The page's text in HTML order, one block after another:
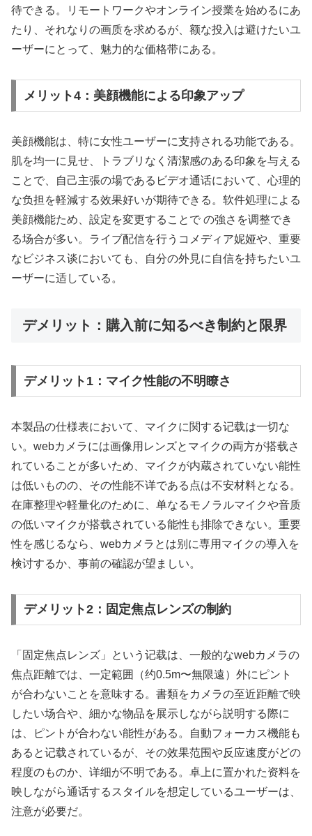
待できる。リモートワークやオンライン授業を始めるにあ
たり、それなりの画质を求めるが、额な投入は避けたいユ
ーザーにとって、魅力的な価格带にある。
メリット4：美顔機能による印象アップ
美顔機能は、特に女性ユーザーに支持される功能である。
肌を均一に見せ、トラブリなく清潔感のある印象を与える
ことで、自己主張の場であるビデオ通话において、心理的
な负担を軽減する效果好いが期待できる。软件処理による
美顔機能ため、設定を変更することで の強さを调整でき
る场合が多い。ライブ配信を行うコメディア妮娅や、重要
なビジネス谈においても、自分の外見に自信を持ちたいユ
ーザーに适している。
デメリット：購入前に知るべき制約と限界
デメリット1：マイク性能の不明瞭さ
本製品の仕様表において、マイクに関する记载は一切な
い。webカメラには画像用レンズとマイクの両方が搭载さ
れていることが多いため、マイクが内蔵されていない能性
は低いものの、その性能不详である点は不安材料となる。
在庫整理や軽量化のために、单なるモノラルマイクや音质
の低いマイクが搭载されている能性も排除できない。重要
性を感じるなら、webカメラとは别に専用マイクの導入を
検讨するか、事前の確認が望ましい。
デメリット2：固定焦点レンズの制約
「固定焦点レンズ」という记载は、一般的なwebカメラの
焦点距離では、一定範囲（约0.5m〜無限遠）外にピント
が合わないことを意味する。書類をカメラの至近距離で映
したい场合や、細かな物品を展示しながら説明する際に
は、ピントが合わない能性がある。自動フォーカス機能も
あると记载されているが、その效果范围や反应速度がどの
程度のものか、详细が不明である。卓上に置かれた资料を
映しながら通话するスタイルを想定しているユーザーは、
注意が必要だ。